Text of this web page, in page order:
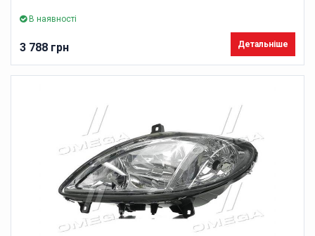
В наявності
3 788 грн Детальніше